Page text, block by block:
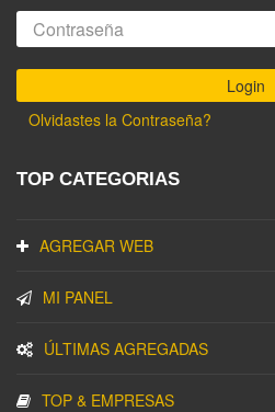
Olvidastes la Contraseña?
TOP CATEGORIAS
AGREGAR WEB
MI PANEL
ÚLTIMAS AGREGADAS
TOP & EMPRESAS